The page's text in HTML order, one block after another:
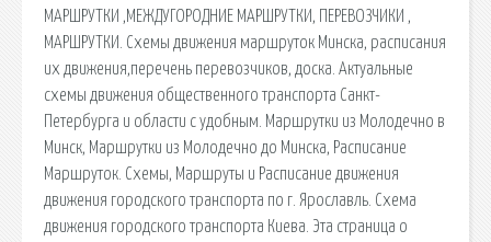
МАРШРУТКИ ,МЕЖДУГОРОДНИЕ МАРШРУТКИ, ПЕРЕВОЗЧИКИ ,
МАРШРУТКИ. Схемы движения маршруток Минска, расписания
их движения,перечень перевозчиков, доска. Актуальные
схемы движения общественного транспорта Санкт-
Петербурга и области с удобным. Маршрутки из Молодечно в
Минск, Маршрутки из Молодечно до Минска, Расписание
Маршруток. Схемы, Маршруты и Расписание движения
движения городского транспорта по г. Ярославль. Схема
движения городского транспорта Киева. Эта страница о